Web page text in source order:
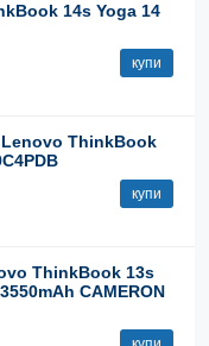
14s Yoga 14
купи
ThinkBook
купи
ThinkBook 13s
CAMERON